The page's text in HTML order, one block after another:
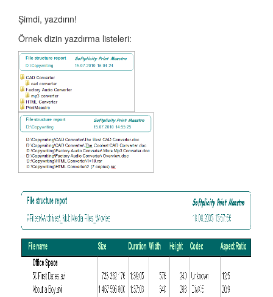
Şimdi, yazdırın!
Örnek dizin yazdırma listeleri: